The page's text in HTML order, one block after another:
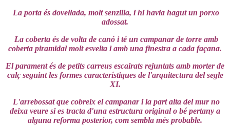
La porta és dovellada, molt senzilla, i hi havia hagut un porxo
adossat.
La coberta és de volta de canó i té un campanar de torre amb
coberta piramidal molt esvelta i amb una finestra a cada façana.
El parament és de petits carreus escairats rejuntats amb morter de
calç seguint les formes característiques de l'arquitectura del segle
XI.
L'arrebossat que cobreix el campanar i la part alta del mur no
deixa veure si es tracta d'una estructura original o bé pertany a
alguna reforma posterior, com sembla més probable.